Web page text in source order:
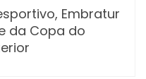
Embratur
da Copa do